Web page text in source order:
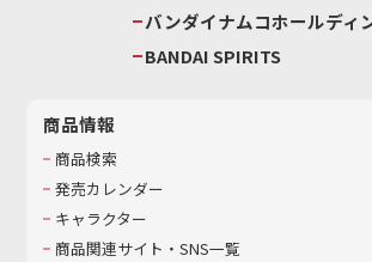
バンダイナムコホールディ
BANDAI SPIRITS
商品情報
商品検索
発売カレンダー
キャラクター
商品関連サイト・SNS一覧